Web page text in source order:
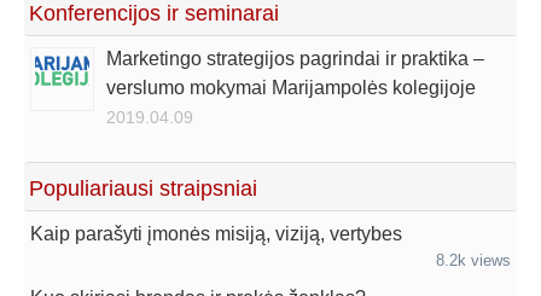
Konferencijos ir seminarai
Marketingo strategijos pagrindai ir praktika –
verslumo mokymai Marijampolės kolegijoje
2019.04.09
Populiariausi straipsniai
Kaip parašyti įmonės misiją, viziją, vertybes
8.2k views